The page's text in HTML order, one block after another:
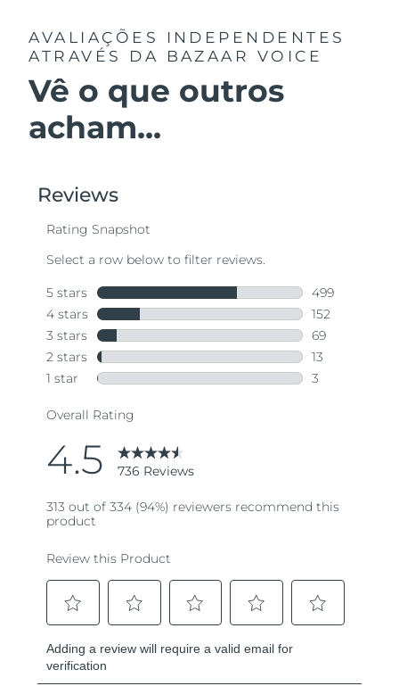
AVALIAÇÕES INDEPENDENTES
ATRAVÉS DA BAZAAR VOICE
Vê o que outros
acham...